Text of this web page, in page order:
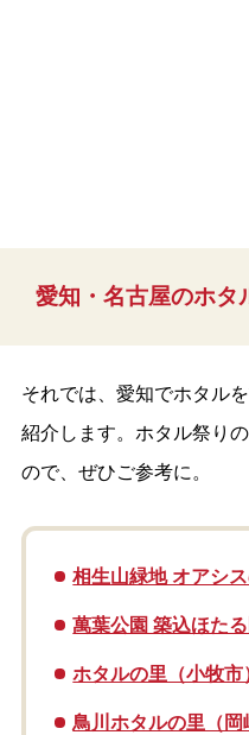
愛知・名古屋のホタ
それでは、愛知でホタル
紹介します。ホタル祭り
ので、ぜひご参考に。
相生山緑地 オアシ
萬葉公園 築込ほたる
ホタルの里（小牧市
鳥川ホタルの里（岡